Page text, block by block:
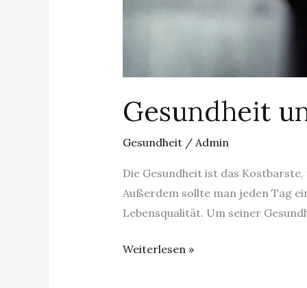
Gesundheit
Gesundheit/ Admin
Die Gesundheit ist das
Außerdem sollte man jeden Tag
Lebensqualität. Um seiner
Weiterlesen »